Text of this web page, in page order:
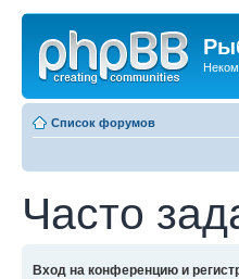
Список форумов
Часто
Вход на конференцию и